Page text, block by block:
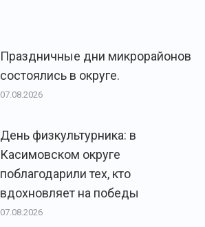
Праздничные дни микрорайонов
состоялись в округе.
07.08.2026
День физкультурника: в
Касимовском округе
поблагодарили тех, кто
вдохновляет на победы
07.08.2026